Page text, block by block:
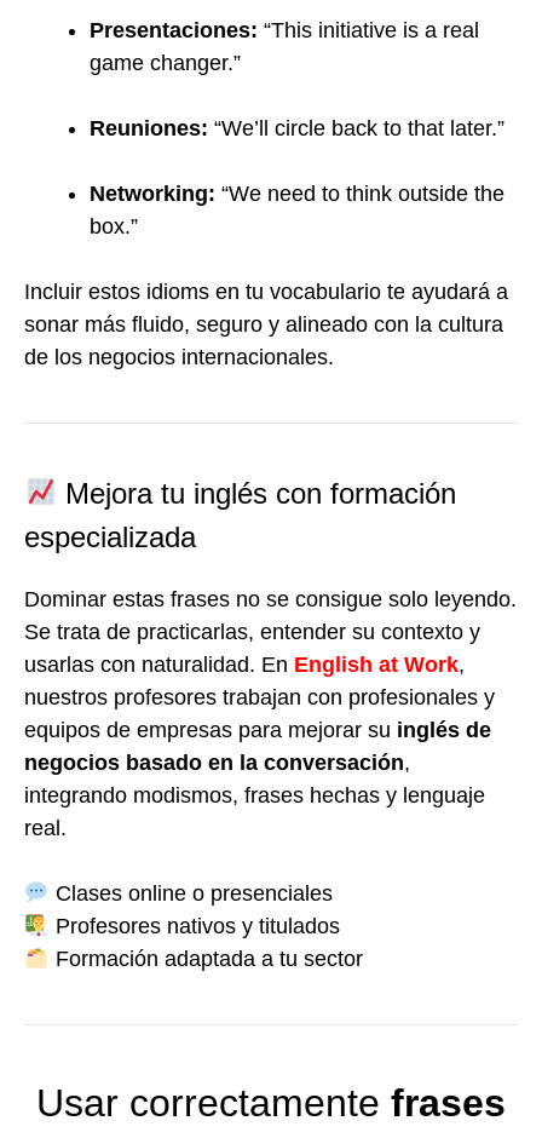
Presentaciones: “This initiative is a real
game changer.”
Reuniones: “We’ll circle back to that later.”
Networking: “We need to think outside the
box.”
Incluir estos idioms en tu vocabulario te ayudará a
sonar más fluido, seguro y alineado con la cultura
de los negocios internacionales.
Mejora tu inglés con formación
especializada
Dominar estas frases no se consigue solo leyendo.
Se trata de practicarlas, entender su contexto y
usarlas con naturalidad. En English at Work,
nuestros profesores trabajan con profesionales y
equipos de empresas para mejorar su inglés de
negocios basado en la conversación,
integrando modismos, frases hechas y lenguaje
real.
Clases online o presenciales
Profesores nativos y titulados
Formación adaptada a tu sector
Usar correctamente frases